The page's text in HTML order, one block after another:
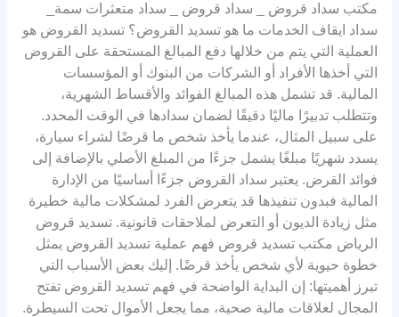
مكتب سداد قروض _ سداد قروض _ سداد متعثرات سمة_
سداد ايقاف الخدمات ما هو تسديد القروض؟ تسديد القروض هو
العملية التي يتم من خلالها دفع المبالغ المستحقة على القروض
التي أخذها الأفراد أو الشركات من البنوك أو المؤسسات
المالية. قد تشمل هذه المبالغ الفوائد والأقساط الشهرية،
وتتطلب تدبيرًا ماليًا دقيقًا لضمان سدادها في الوقت المحدد.
على سبيل المثال، عندما يأخذ شخص ما قرضًا لشراء سيارة،
يسدد شهريًا مبلغًا يشمل جزءًا من المبلغ الأصلي بالإضافة إلى
فوائد القرض. يعتبر سداد القروض جزءًا أساسيًا من الإدارة
المالية فبدون تنفيذها قد يتعرض الفرد لمشكلات مالية خطيرة
مثل زيادة الديون أو التعرض لملاحقات قانونية. تسديد قروض
الرياض مكتب تسديد قروض فهم عملية تسديد القروض يمثل
خطوة حيوية لأي شخص يأخذ قرضًا. إليك بعض الأسباب التي
تبرز أهميتها: إن البداية الواضحة في فهم تسديد القروض تفتح
المجال لعلاقات مالية صحية، مما يجعل الأموال تحت السيطرة.